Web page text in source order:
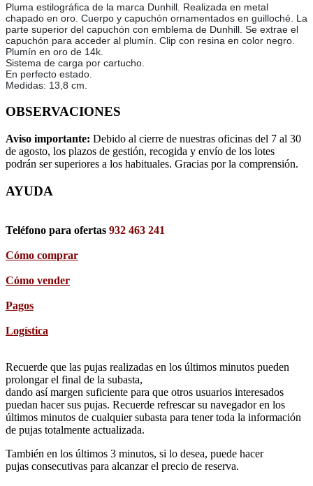
Pluma estilográfica de la marca Dunhill. Realizada en metal
chapado en oro. Cuerpo y capuchón ornamentados en guilloché. La
parte superior del capuchón con emblema de Dunhill. Se extrae el
capuchón para acceder al plumín. Clip con resina en color negro.
Plumín en oro de 14k.
Sistema de carga por cartucho.
En perfecto estado.
Medidas: 13,8 cm.
OBSERVACIONES
Aviso importante: Debido al cierre de nuestras oficinas del 7 al 30
de agosto, los plazos de gestión, recogida y envío de los lotes
podrán ser superiores a los habituales. Gracias por la comprensión.
AYUDA
Teléfono para ofertas 932 463 241
Cómo comprar
Cómo vender
Pagos
Logística
Recuerde que las pujas realizadas en los últimos minutos pueden
prolongar el final de la subasta,
dando así margen suficiente para que otros usuarios interesados
puedan hacer sus pujas. Recuerde refrescar su navegador en los
últimos minutos de cualquier subasta para tener toda la información
de pujas totalmente actualizada.
También en los últimos 3 minutos, si lo desea, puede hacer
pujas consecutivas para alcanzar el precio de reserva.